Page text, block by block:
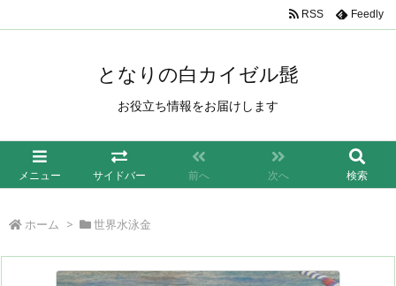
となりの白カイゼル髭
お役立ち情報をお届けします
メニュー サイドバー 前へ 次へ 検索
RSS Feedly
ホーム > 世界水泳金